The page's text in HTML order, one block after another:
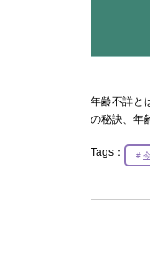
年齢不詳と
の秘訣、年
Tags：